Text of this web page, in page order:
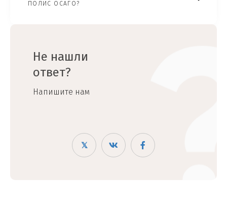
ПОЛИС ОСАГО?
Не нашли
ответ?
Напишите нам